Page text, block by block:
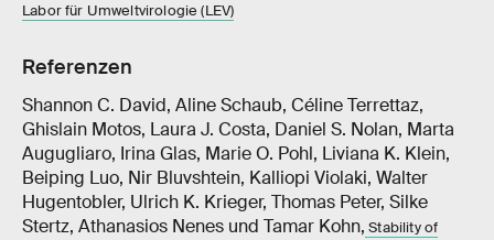
Labor für Umweltvirologie (LEV)
Referenzen
Shannon C. David, Aline Schaub, Céline Terrettaz,
Ghislain Motos, Laura J. Costa, Daniel S. Nolan, Marta
Augugliaro, Irina Glas, Marie O. Pohl, Liviana K. Klein,
Beiping Luo, Nir Bluvshtein, Kalliopi Violaki, Walter
Hugentobler, Ulrich K. Krieger, Thomas Peter, Silke
Stertz, Athanasios Nenes und Tamar Kohn, Stability of